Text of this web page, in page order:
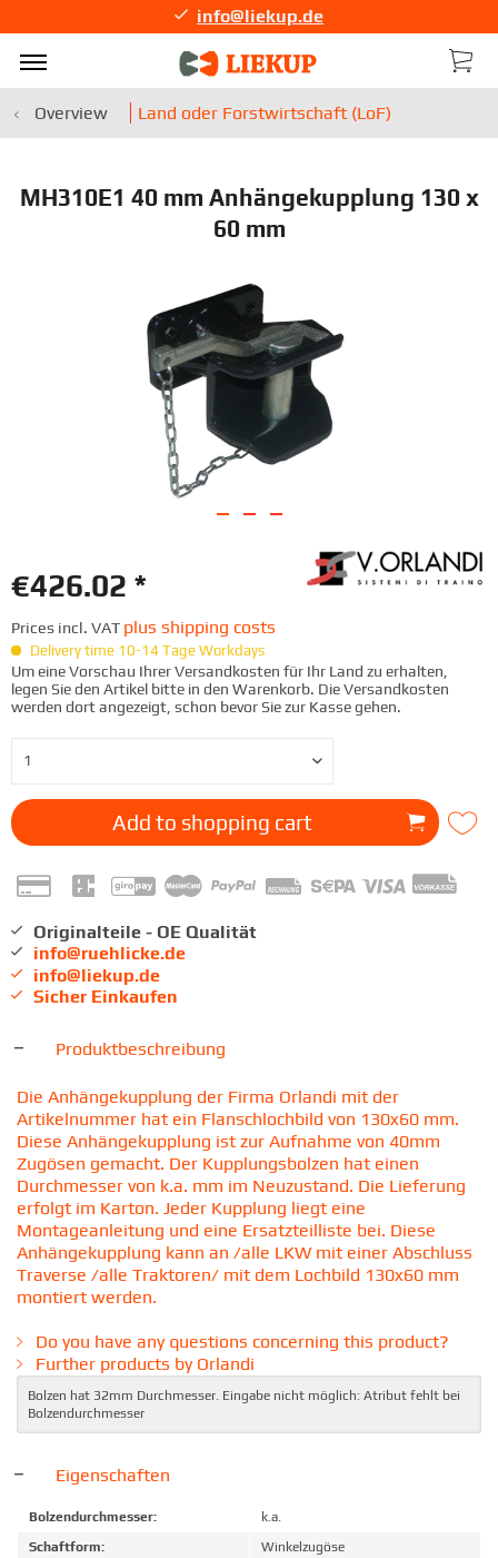
info@liekup.de
Overview Land oder Forstwirtschaft (LoF)
MH310E1 40 mm Anhängekupplung 130 x
60 mm
€426.02 *
Prices incl. VAT plus shipping costs
Delivery time 10-14 Tage Workdays
Um eine Vorschau Ihrer Versandkosten für Ihr Land zu erhalten,
legen Sie den Artikel bitte in den Warenkorb. Die Versandkosten
werden dort angezeigt, schon bevor Sie zur Kasse gehen.
Add to shopping cart
Originalteile - OE Qualität
info@ruehlicke.de
info@liekup.de
Sicher Einkaufen
Produktbeschreibung
Die Anhängekupplung der Firma Orlandi mit der
Artikelnummer hat ein Flanschlochbild von 130x60 mm.
Diese Anhängekupplung ist zur Aufnahme von 40mm
Zugösen gemacht. Der Kupplungsbolzen hat einen
Durchmesser von k.a. mm im Neuzustand. Die Lieferung
erfolgt im Karton. Jeder Kupplung liegt eine
Montageanleitung und eine Ersatzteilliste bei. Diese
Anhängekupplung kann an /alle LKW mit einer Abschluss
Traverse /alle Traktoren/ mit dem Lochbild 130x60 mm
montiert werden.
Do you have any questions concerning this product?
Further products by Orlandi
Bolzen hat 32mm Durchmesser. Eingabe nicht möglich: Atribut fehlt bei
Bolzendurchmesser
Eigenschaften
Bolzendurchmesser:
k.a.
Schaftform:
Winkelzugöse